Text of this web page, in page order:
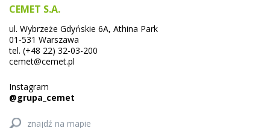
CEMET S.A.
ul. Wybrzeże Gdyńskie 6A, Athina Park
01-531 Warszawa
tel. (+48 22) 32-03-200
cemet@cemet.pl
Instagram
@grupa_cemet
znajdź na mapie